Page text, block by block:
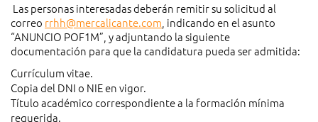
Las personas interesadas deberán remitir su solicitud al
correo rrhh@mercalicante.com , indicando en el asunto
“ANUNCIO POF1M”, y adjuntando la siguiente
documentación para que la candidatura pueda ser admitida:
Currículum vitae.
Copia del DNI o NIE en vigor.
Título académico correspondiente a la formación mínima
requerida.